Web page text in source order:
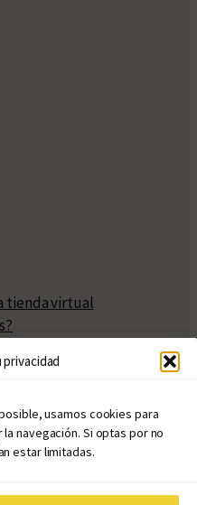
usamos cookies para
navegación. Si optas por no
estar limitadas.
tienda virtual